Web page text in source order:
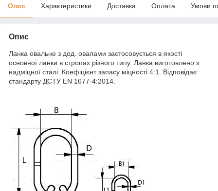
Опис Характеристики Доставка Оплата Умови
Опис
Ланка овальне з дод. овалами застосовується в якості
основної ланки в стропах різного типу. Ланка виготовлено з
надміцної сталі. Коефіцієнт запасу міцності 4:1. Відповідає
стандарту ДСТУ EN 1677-4:2014.